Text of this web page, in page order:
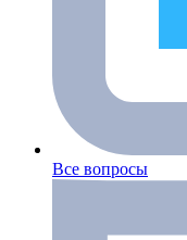
Все вопросы